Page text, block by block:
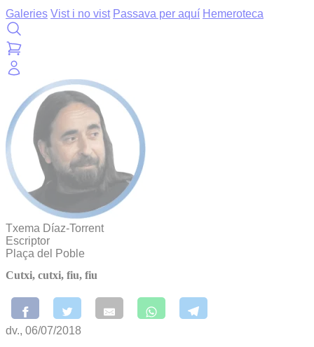
Galeries Vist i no vist Passava per aquí Hemeroteca
Txema Díaz-Torrent
Escriptor
Plaça del Poble
Cutxi, cutxi, fiu, fiu
dv., 06/07/2018